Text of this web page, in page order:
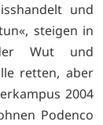
und
steigen in
Wut und
retten, aber
2004
Podenco